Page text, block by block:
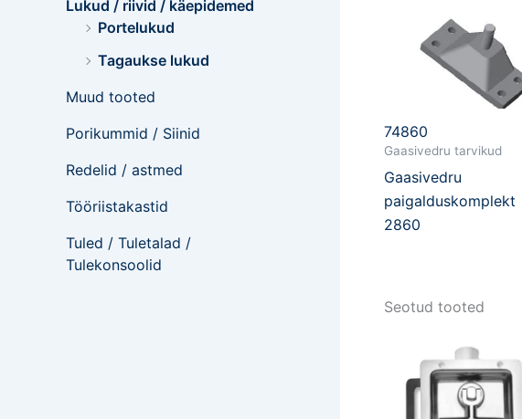
Lukud / riivid / käepidemed
Portelukud
Tagaukse lukud
Muud tooted
Porikummid / Siinid
Redelid / astmed
Tööriistakastid
Tuled / Tuletalad /
Tulekonsoolid
74860
Gaasivedru tarvikud
Gaasivedru
paigalduskomplekt
2860
Seotud tooted